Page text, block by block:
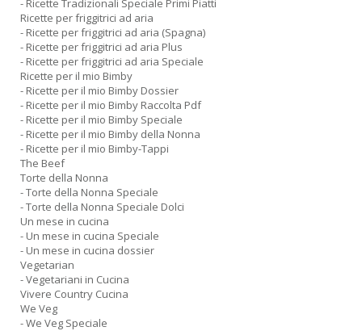
- Ricette Tradizionali Speciale Primi Piatti
Ricette per friggitrici ad aria
- Ricette per friggitrici ad aria (Spagna)
- Ricette per friggitrici ad aria Plus
- Ricette per friggitrici ad aria Speciale
Ricette per il mio Bimby
- Ricette per il mio Bimby Dossier
- Ricette per il mio Bimby Raccolta Pdf
- Ricette per il mio Bimby Speciale
- Ricette per il mio Bimby della Nonna
- Ricette per il mio Bimby-Tappi
The Beef
Torte della Nonna
- Torte della Nonna Speciale
- Torte della Nonna Speciale Dolci
Un mese in cucina
- Un mese in cucina Speciale
- Un mese in cucina dossier
Vegetarian
- Vegetariani in Cucina
Vivere Country Cucina
We Veg
- We Veg Speciale